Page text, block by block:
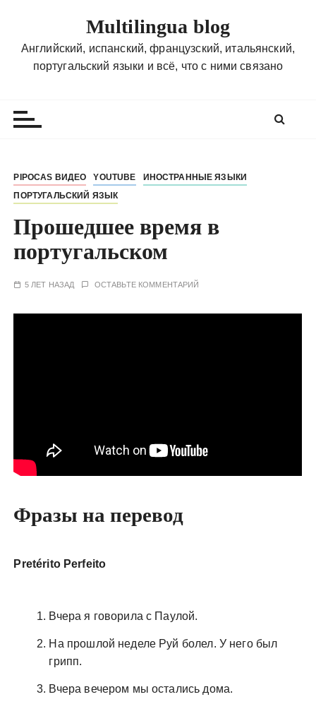
Multilingua blog
Английский, испанский, французский, итальянский,
португальский языки и всё, что с ними связано
PIPOCAS ВИДЕО YOUTUBE
ИНОСТРАННЫЕ ЯЗЫКИ
ПОРТУГАЛЬСКИЙ ЯЗЫК
Прошедшее время в
португальском
5 ЛЕТ НАЗАД ОСТАВЬТЕ КОММЕНТАРИЙ
Фразы на перевод
Pretérito Perfeito
Вчера я говорила с Паулой.
На прошлой неделе Руй болел. У него был
грипп.
Вчера вечером мы остались дома.